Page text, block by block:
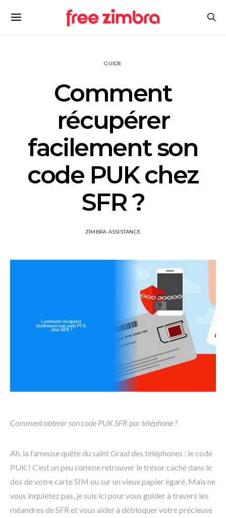
GUIDE
Comment
récupérer
facilement son
code PUK chez
SFR ?
ZIMBRA ASSISTANCE
Comment obtenir son code PUK SFR par téléphone ?
Ah, la fameuse quête du saint Graal des téléphones : le code
PUK ! C’est un peu comme retrouver le trésor caché dans le
dos de votre carte SIM ou sur un vieux papier égaré. Mais ne
vous inquiétez pas, je suis ici pour vous guider à travers les
méandres de SFR et vous aider à débloquer votre précieuse